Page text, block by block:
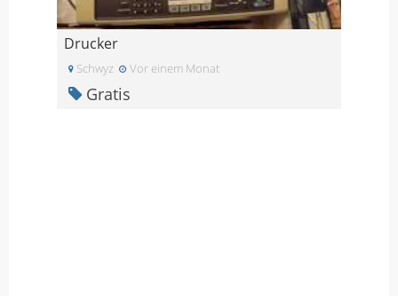
Drucker
Schwyz Vor einem Monat
Gratis